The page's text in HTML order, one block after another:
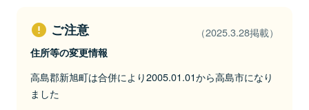
ご注意 （2025.3.28掲載）
住所等の変更情報
高島郡新旭町は合併により2005.01.01から高島市になり
ました